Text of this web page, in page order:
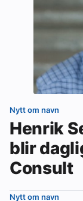
Nytt om navn
Henrik
blir
Consult
Nytt om navn